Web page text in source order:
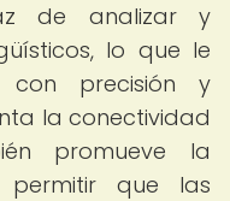
de analizar y
lo que le
con precisión y
la conectividad
promueve la
permitir que las